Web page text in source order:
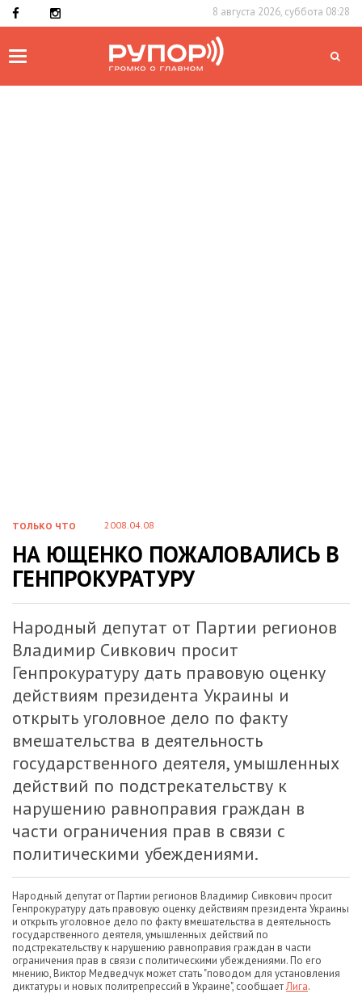
8 августа 2026, суббота 08:28
Toggle
ТОЛЬКО ЧТО 2008.04.08
НА ЮЩЕНКО ПОЖАЛОВАЛИСЬ В
ГЕНПРОКУРАТУРУ
Народный депутат от Партии регионов
Владимир Сивкович просит
Генпрокуратуру дать правовую оценку
действиям президента Украины и
открыть уголовное дело по факту
вмешательства в деятельность
государственного деятеля, умышленных
действий по подстрекательству к
нарушению равноправия граждан в
части ограничения прав в связи с
политическими убеждениями.
Народный депутат от Партии регионов Владимир Сивкович просит
Генпрокуратуру дать правовую оценку действиям президента Украины
и открыть уголовное дело по факту вмешательства в деятельность
государственного деятеля, умышленных действий по
подстрекательству к нарушению равноправия граждан в части
ограничения прав в связи с политическими убеждениями. По его
мнению, Виктор Медведчук может стать "поводом для установления
диктатуры и новых политрепрессий в Украине", сообщаетЛига.